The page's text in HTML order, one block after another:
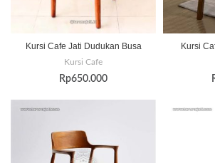
Kursi Cafe Jati Dudukan Busa
Kursi Cafe
Rp650.000
Kursi